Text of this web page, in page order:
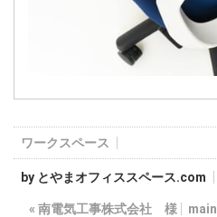
ワークスペース
by とやまオフィススペース.com
« 南電気工事株式会社 様 main